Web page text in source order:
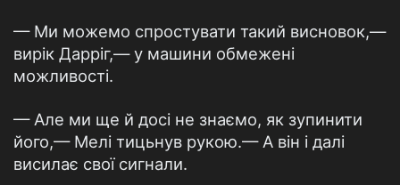
— Ми можемо спростувати такий висновок,—
вирік Дарріг,— у машини обмежені
можливості.
— Але ми ще й досі не знаємо, як зупинити
його,— Мелі тицьнув рукою.— А він і далі
висилає свої сигнали.